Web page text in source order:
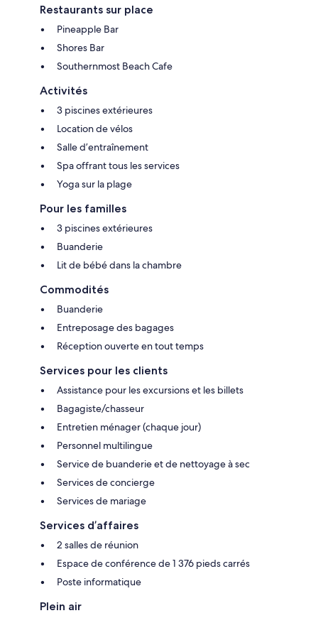
Restaurants sur place
Pineapple Bar
Shores Bar
Southernmost Beach Cafe
Activités
3 piscines extérieures
Location de vélos
Salle d’entraînement
Spa offrant tous les services
Yoga sur la plage
Pour les familles
3 piscines extérieures
Buanderie
Lit de bébé dans la chambre
Commodités
Buanderie
Entreposage des bagages
Réception ouverte en tout temps
Services pour les clients
Assistance pour les excursions et les billets
Bagagiste/chasseur
Entretien ménager (chaque jour)
Personnel multilingue
Service de buanderie et de nettoyage à sec
Services de concierge
Services de mariage
Services d’affaires
2 salles de réunion
Espace de conférence de 1 376 pieds carrés
Poste informatique
Plein air